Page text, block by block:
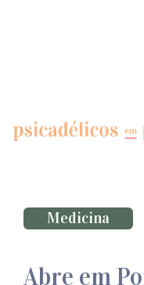
Medicina
Abre em